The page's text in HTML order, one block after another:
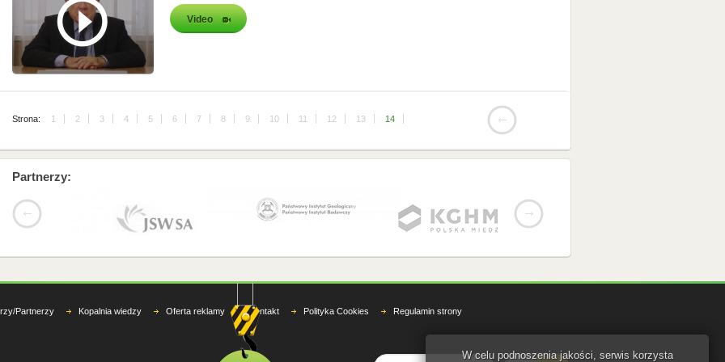
Video
Strona: 1 2 3 4 5 6 7 8 9 10 11 12 13 14
Partnerzy:
Partnerzy Kopalnia wiedzy Oferta reklamy Kontakt Polityka Cookies Regulamin strony
W celu podnoszenia jakości, serwis korzysta